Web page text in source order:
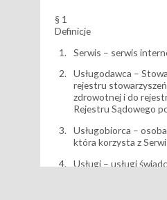
§ 1
Definicje
Serwis – serwis
Usługodawca –
rejestru
zdrowotnej i do
Rejestru Sądowego
Usługobiorca –
która korzysta z
Usługi – usługi